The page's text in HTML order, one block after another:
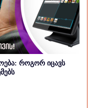
როგორ იცავს